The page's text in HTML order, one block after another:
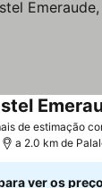
de estimação
a 2.0 km de
ver os